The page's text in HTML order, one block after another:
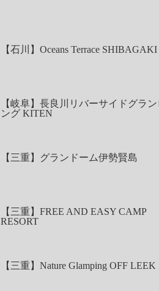
【石川】Oceans Terrace SHIBAGAKI
【岐阜】長良川リバーサイドグラ
ング KITEN
【三重】グランドーム伊勢賢島
【三重】FREE AND EASY CAMP
RESORT
【三重】Nature Glamping OFF LEEK